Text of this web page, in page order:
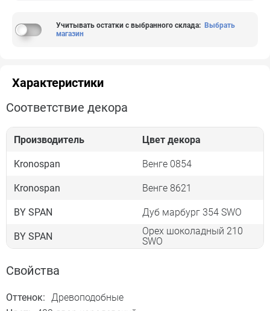
Учитывать остатки с выбранного склада: Выбрать
магазин
Характеристики
Соответствие декора
Производитель Цвет декора
Kronospan Венге 0854
Kronospan Венге 8621
BY SPAN Дуб марбург 354 SWO
BY SPAN
Орех шоколадный 210
SWO
Свойства
Оттенок: Древоподобные